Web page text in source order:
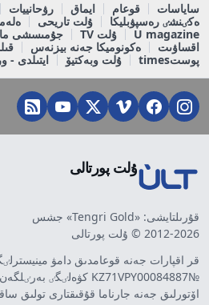
ساياسات قوعام ايماق رۋحانييات
ەكٸنشٸ رەسپۋبليكا
ۇلت تاريحى
U magazine
ۇلت TV
جۇمىسشى
اقساۋىت
ەكونوميكا جەنە بيزنەس
پوستtimes
ۇلت وبەكتيۆ ايتىلدى -
ۇلت پورتالى
قۇرىلتايشى: «Tengri Gold» جشس
2012-2026 © ۇلت پورتالى
قر اقپارات جەنە قوعامدىق دامۋ
№KZ71VPY00084887 كۋەلٸگٸ بەرٸلگەن.
اۆتورلىق جەنە جارناما قۇقىقتارى تولىق